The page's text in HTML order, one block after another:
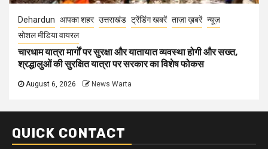
Dehardun आपका शहर उत्तराखंड ट्रेंडिंग खबरें ताज़ा ख़बरें न्यूज़
सोशल मीडिया वायरल
चारधाम यात्रा मार्गों पर सुरक्षा और यातायात व्यवस्था होगी और सख्त,
श्रद्धालुओं की सुरक्षित यात्रा पर सरकार का विशेष फोकस
August 6, 2026 News Warta
QUICK CONTACT